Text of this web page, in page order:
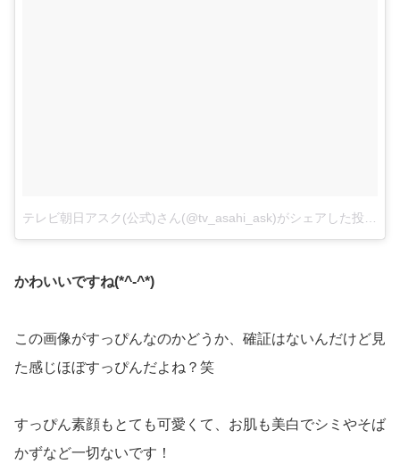
かわいいですね(*^-^*)
この画像がすっぴんなのかどうか、確証はないんだけど見
た感じほぼすっぴんだよね？笑
すっぴん素顔もとても可愛くて、お肌も美白でシミやそば
かずなど一切ないです！